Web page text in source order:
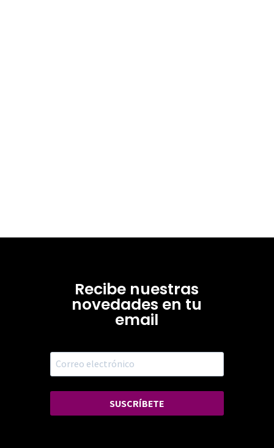
Recibe nuestras
novedades en tu
email
SUSCRÍBETE